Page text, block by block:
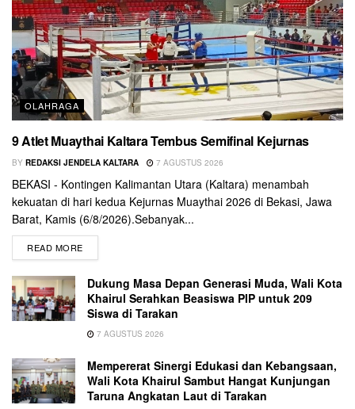
OLAHRAGA
9 Atlet Muaythai Kaltara Tembus Semifinal Kejurnas
BY REDAKSI JENDELA KALTARA 7 AGUSTUS 2026
BEKASI - Kontingen Kalimantan Utara (Kaltara) menambah
kekuatan di hari kedua Kejurnas Muaythai 2026 di Bekasi, Jawa
Barat, Kamis (6/8/2026).Sebanyak...
READ MORE
Dukung Masa Depan Generasi Muda, Wali Kota
Khairul Serahkan Beasiswa PIP untuk 209
Siswa di Tarakan
7 AGUSTUS 2026
Mempererat Sinergi Edukasi dan Kebangsaan,
Wali Kota Khairul Sambut Hangat Kunjungan
Taruna Angkatan Laut di Tarakan